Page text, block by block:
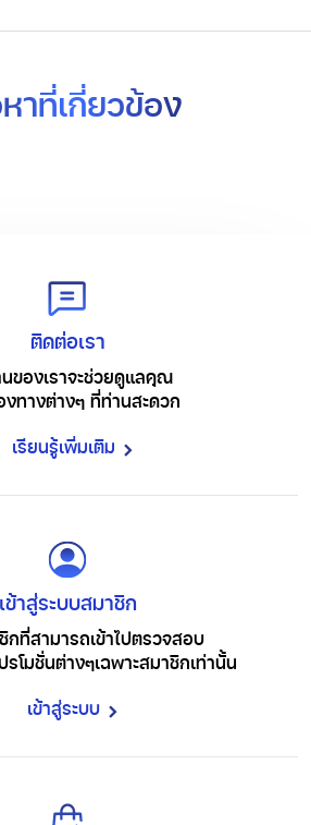
หาที่เกี่ยวข้อง
ติดต่อเรา
ของเราจะช่วยดูแลคุณ
งทางต่างๆ ที่ท่านสะดวก
เรียนรู้เพิ่มเติม
เข้าสู่ระบบสมาชิก
กที่สามารถเข้าไปตรวจสอบ
รโมชั่นต่างๆเฉพาะสมาชิกเท่านั้น
เข้าสู่ระบบ